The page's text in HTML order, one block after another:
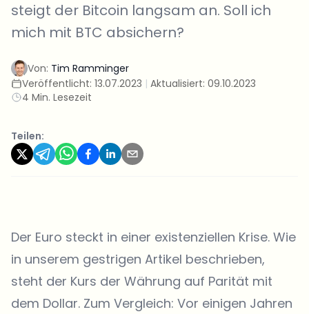
steigt der Bitcoin langsam an. Soll ich
mich mit BTC absichern?
Von: Tim Ramminger
Veröffentlicht: 13.07.2023 | Aktualisiert: 09.10.2023
4 Min. Lesezeit
Teilen:
Der Euro steckt in einer existenziellen Krise. Wie
in unserem gestrigen Artikel beschrieben,
steht der Kurs der Währung auf Parität mit
dem Dollar. Zum Vergleich: Vor einigen Jahren